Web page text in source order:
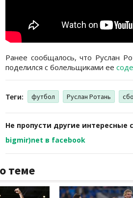
Ранее сообщалось, что Руслан
поделился с болельщиками ее
Теги: футбол Руслан Ротань
Не пропусти другие интересные
bigmir)net в facebook
теме